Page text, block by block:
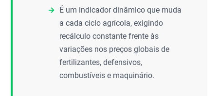
É um indicador dinâmico que muda
a cada ciclo agrícola, exigindo
recálculo constante frente às
variações nos preços globais de
fertilizantes, defensivos,
combustíveis e maquinário.